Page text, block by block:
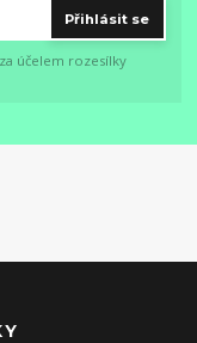
Přihlásit se
za účelem rozesílky